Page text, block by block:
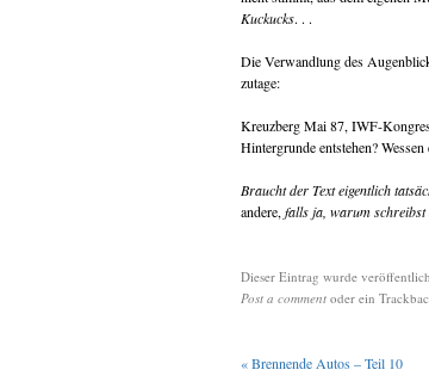
Kuckucks. . .
Die Verwandlung des
zutage:
Kreuzberg Mai 87, IWF-
Hintergrunde entstehen? Wessen
Braucht der Text eigentlich
andere, falls ja, warum
Dieser Eintrag wurde
Post a comment oder ein
«Brennende Autos – Teil 10